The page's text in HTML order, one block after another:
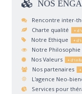
NOS
Rencontre inter-
Charte qualité
Notre Ethique
Notre Philosophie
Nos Valeurs
Nos partenaires
L'agence Neo-
Services pour